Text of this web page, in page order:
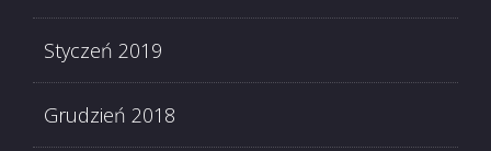
Styczeń 2019
Grudzień 2018